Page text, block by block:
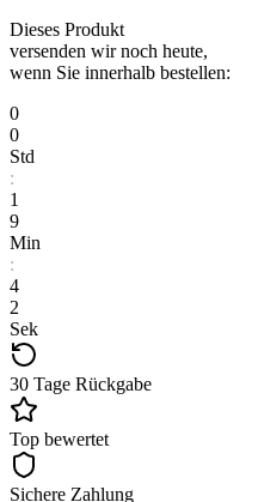
Dieses Produkt
versenden wir noch heute,
wenn Sie innerhalb bestellen:
0
0
Std
:
1
9
Min
:
4
1
Sek
30 Tage Rückgabe
Top bewertet
Sichere Zahlung